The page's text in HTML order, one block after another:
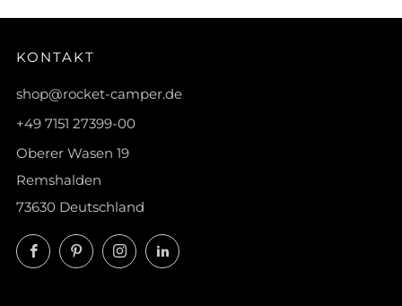
KONTAKT
shop@rocket-camper.de
+49 7151 27399-00
Oberer Wasen 19
Remshalden
73630 Deutschland
FacebookPinterestInstagramLinkedIn